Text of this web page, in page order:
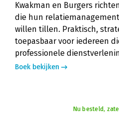
Kwakman en Burgers
die hun
willen tillen. Praktisch,
toepasbaar voor iedereen
professionele
Boek bekijken
Nu besteld,